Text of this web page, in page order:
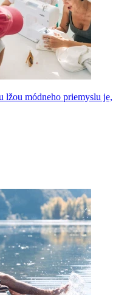
lžou módneho priemyslu je,